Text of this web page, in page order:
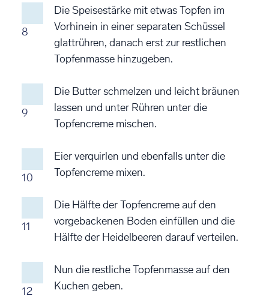
8
Die Speisestärke mit etwas Topfen im
Vorhinein in einer separaten Schüssel
glattrühren, danach erst zur restlichen
Topfenmasse hinzugeben.
9
Die Butter schmelzen und leicht bräunen
lassen und unter Rühren unter die
Topfencreme mischen.
10
Eier verquirlen und ebenfalls unter die
Topfencreme mixen.
11
Die Hälfte der Topfencreme auf den
vorgebackenen Boden einfüllen und die
Hälfte der Heidelbeeren darauf verteilen.
12
Nun die restliche Topfenmasse auf den
Kuchen geben.